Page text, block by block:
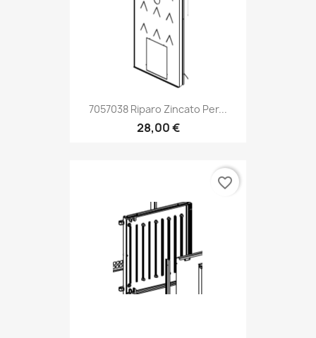
7057038 Riparo Zincato Per...
28,00 €
favorite_border